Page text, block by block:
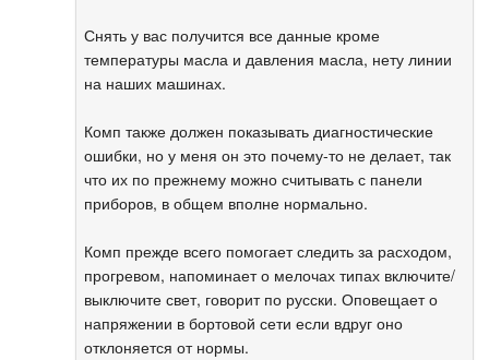
Снять у вас получится все данные кроме
температуры масла и давления масла, нету линии
на наших машинах.
Комп также должен показывать диагностические
ошибки, но у меня он это почему-то не делает, так
что их по прежнему можно считывать с панели
приборов, в общем вполне нормально.
Комп прежде всего помогает следить за расходом,
прогревом, напоминает о мелочах типах включите/
выключите свет, говорит по русски. Оповещает о
напряжении в бортовой сети если вдруг оно
отклоняется от нормы.